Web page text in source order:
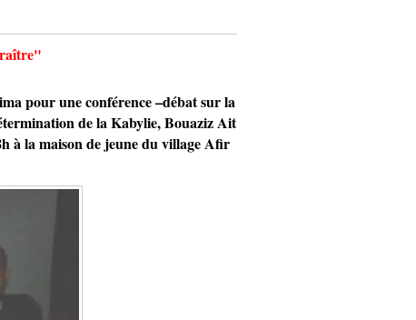
pour une conférence –débat sur la
de la Kabylie, Bouaziz Ait
à la maison de jeune du village Afir